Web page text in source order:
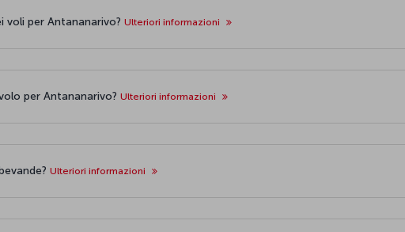
per Antananarivo? Ulteriori informazioni
per Antananarivo? Ulteriori informazioni
Ulteriori informazioni